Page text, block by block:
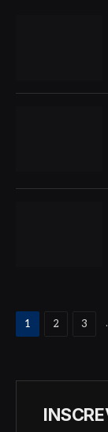
1 2 3